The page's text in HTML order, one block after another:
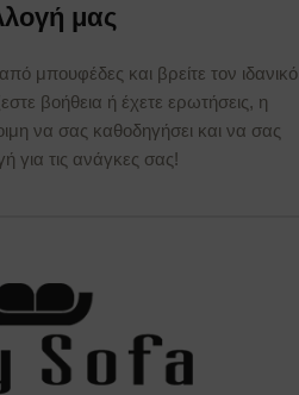
μας
μπουφέδες και βρείτε τον ιδανικό
βοήθεια ή έχετε ερωτήσεις, η
να σας καθοδηγήσει και να σας
για τις ανάγκες σας!